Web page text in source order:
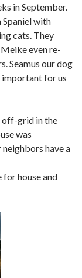
in September.
Spaniel with
cats. They
even re-
Seamus our dog
important for us
off-grid in the
was
have a
house and